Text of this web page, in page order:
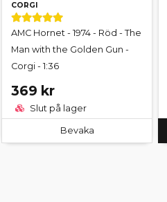
CORGI
AMC Hornet - 1974 - Röd - The
Man with the Golden Gun -
Corgi - 1:36
369 kr
Slut på lager
Bevaka